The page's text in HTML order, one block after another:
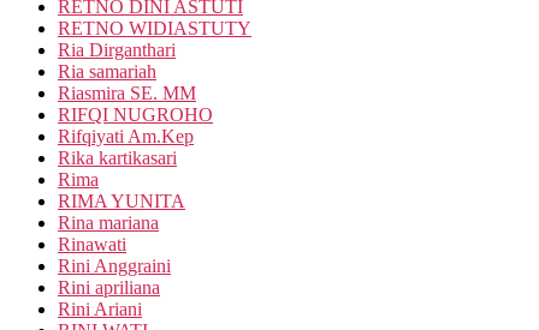
RETNO DINI ASTUTI
RETNO WIDIASTUTY
Ria Dirganthari
Ria samariah
Riasmira SE. MM
RIFQI NUGROHO
Rifqiyati Am.Kep
Rika kartikasari
Rima
RIMA YUNITA
Rina mariana
Rinawati
Rini Anggraini
Rini apriliana
Rini Ariani